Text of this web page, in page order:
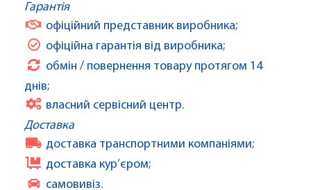
Гарантія
офіційний представник виробника;
офіційна гарантія від виробника;
обмін / повернення товару протягом 14
днів;
власний сервісний центр.
Доставка
доставка транспортними компаніями;
доставка кур’єром;
самовивіз.